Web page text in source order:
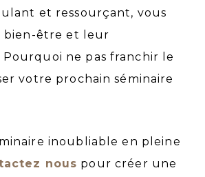
et ressourçant, vous
bien-être et leur
ne pas franchir le
votre prochain séminaire
inoubliable en pleine
nous pour créer une